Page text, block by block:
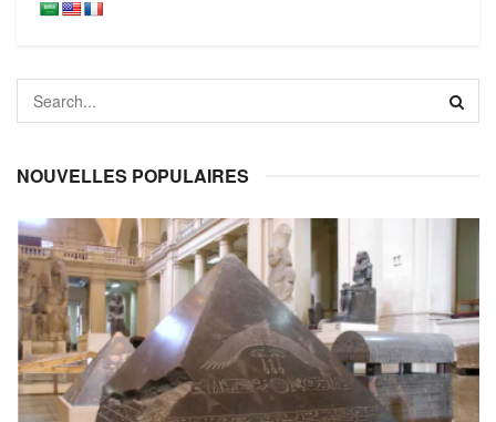
NOUVELLES POPULAIRES